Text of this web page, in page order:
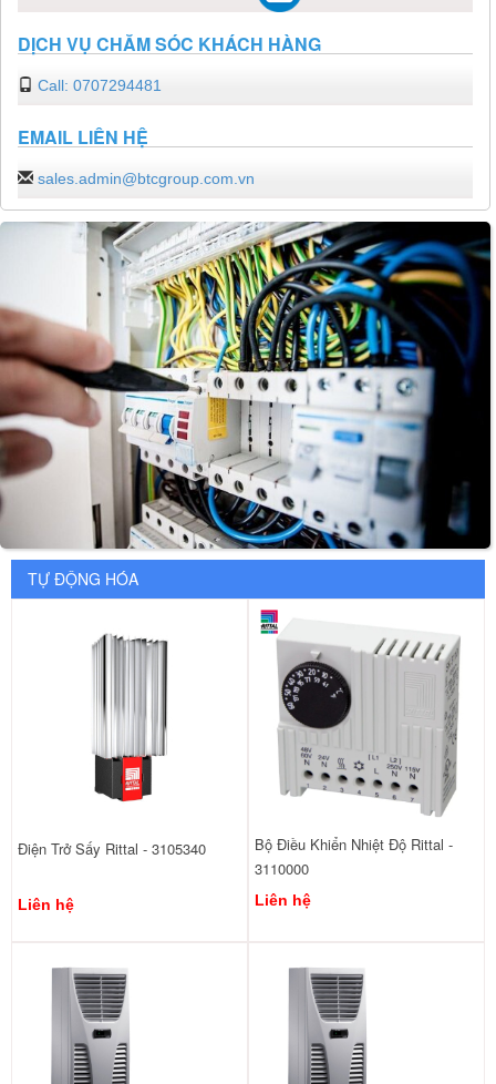
DỊCH VỤ CHĂM SÓC KHÁCH HÀNG
Call: 0707294481
EMAIL LIÊN HỆ
sales.admin@btcgroup.com.vn
TỰ ĐỘNG HÓA
Điện Trở Sấy Rittal - 3105340
Liên hệ
Bộ Điều Khiển Nhiệt Độ Rittal -
3110000
Liên hệ